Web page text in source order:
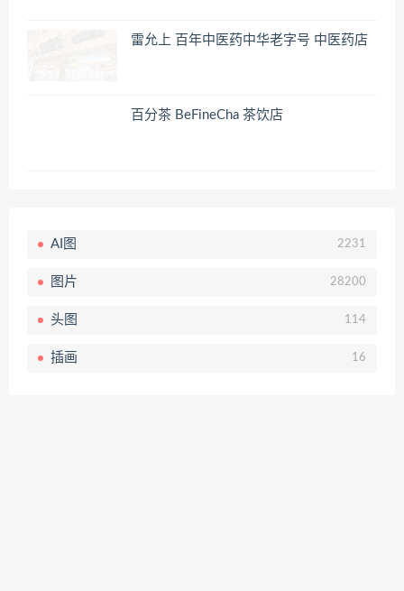
雷允上 百年中医药中华老字号 中医药店
百分茶 BeFineCha 茶饮店
AI图 2231
图片 28200
头图 114
插画 16